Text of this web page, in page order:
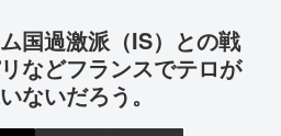
国過激派（IS）との戦
などフランスでテロが
ないだろう。